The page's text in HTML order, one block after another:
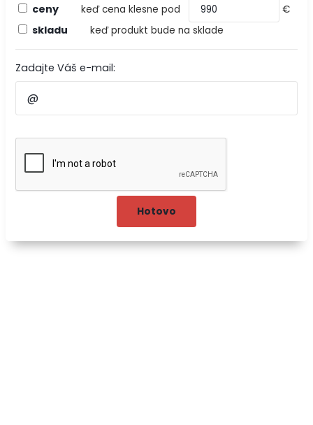
ceny
keď cena klesne pod €
skladu keď produkt bude na sklade
Zadajte Váš e-mail: